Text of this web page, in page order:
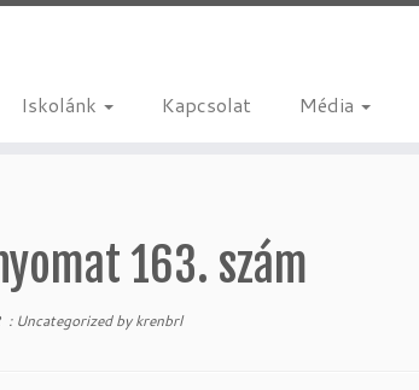
Iskolánk Kapcsolat Média
163. szám
: Uncategorizedbykrenbrl